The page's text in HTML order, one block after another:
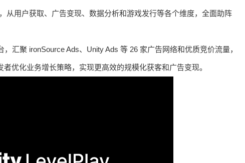
从用户获取、广告变现、数据分析和游戏发行等各个维度，全面助阵
汇聚 ironSource Ads、Unity Ads 等 26 家广告网络和优质竞价流量，
优化业务增长策略，实现更高效的规模化获客和广告变现。